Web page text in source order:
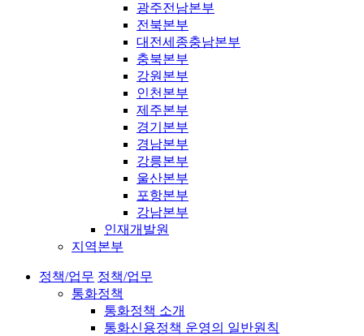
광주전남본부
전북본부
대전세종충남본부
충북본부
강원본부
인천본부
제주본부
경기본부
경남본부
강릉본부
울산본부
포항본부
강남본부
인재개발원
지역본부
정책/업무 정책/업무
통화정책
통화정책 소개
통화신용정책 운영의 일반원칙